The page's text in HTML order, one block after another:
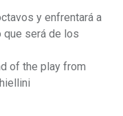
y enfrentará a
que será de los
of the play from